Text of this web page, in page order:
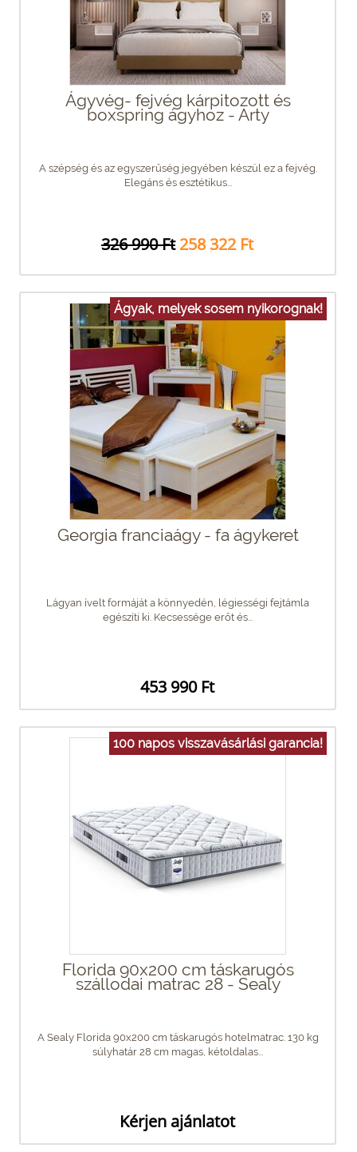
Ágyvég- fejvég kárpitozott és
boxspring ágyhoz - Arty
A szépség és az egyszerűség jegyében készül ez a fejvég.
Elegáns és esztétikus...
326 990 Ft 258 322 Ft
Ágyak, melyek sosem nyikorognak!
Georgia franciaágy - fa ágykeret
Lágyan ívelt formáját a könnyedén, légiességi fejtámla
egészíti ki. Kecsessége erőt és...
453 990 Ft
100 napos visszavásárlási garancia!
Florida 90x200 cm táskarugós
szállodai matrac 28 - Sealy
A Sealy Florida 90x200 cm táskarugós hotelmatrac. 130 kg
súlyhatár 28 cm magas, kétoldalas...
Kérjen ajánlatot